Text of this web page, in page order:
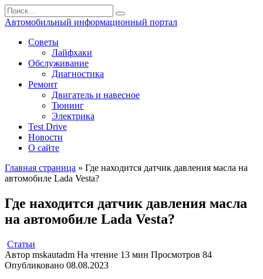
Перейти
к
Search
for:
Автомобильный информационный портал
Советы
Лайфхаки
Обслуживание
Диагностика
Ремонт
Двигатель и навесное
Тюнинг
Электрика
Test Drive
Новости
О сайте
Главная страница » Где находится датчик давления масла на
автомобиле Lada Vesta?
Где находится датчик давления масла
на автомобиле Lada Vesta?
Статьи
Автор mskautadm На чтение 13 мин Просмотров 84
Опубликовано 08.08.2023